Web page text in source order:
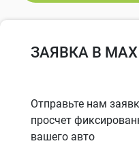
ЗАЯВКА В MAX
Отправьте нам
просчет
вашего авто